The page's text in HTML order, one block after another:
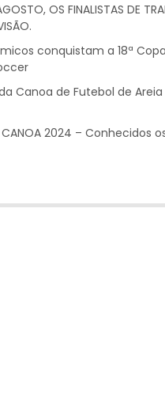
OS FINALISTAS DE
conquistam a 18ª
Canoa de Futebol de
CANOA 2024 – Conhecidos